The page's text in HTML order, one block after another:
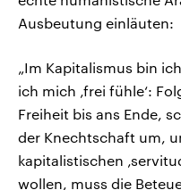
Ausbeutung einläuten:
„Im Kapitalismus bin
ich mich ‚frei fühle‘:
Freiheit bis ans Ende,
der Knechtschaft um,
kapitalistischen
wollen, muss die